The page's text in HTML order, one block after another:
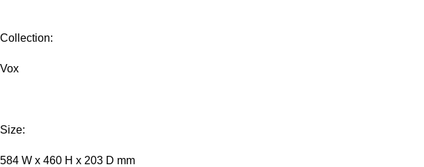
Collection:
Vox
Size:
584 W x 460 H x 203 D mm